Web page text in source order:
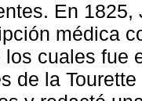
En
médica
cuales fue
de la